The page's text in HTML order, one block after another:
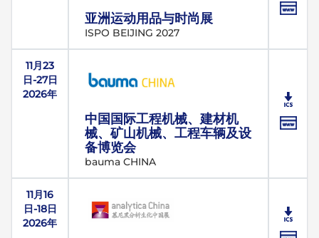
亚洲运动用品与时尚展
ISPO BEIJING 2027
11月23
日-27日
2026年
中国国际工程机械、建材机
械、矿山机械、工程车辆及设
备博览会
bauma CHINA
11月16
日-18日
2026年